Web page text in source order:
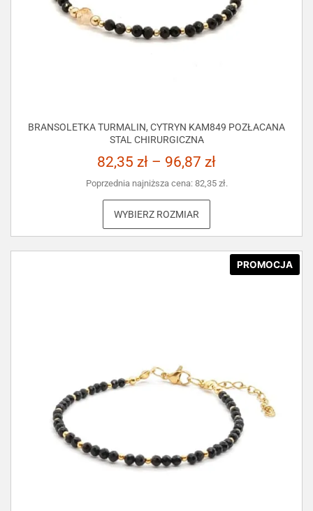
BRANSOLETKA TURMALIN, CYTRYN KAM849 POZŁACANA
STAL CHIRURGICZNA
82,35 zł – 96,87 zł
Poprzednia najniższa cena: 82,35 zł.
WYBIERZ ROZMIAR
PROMOCJA